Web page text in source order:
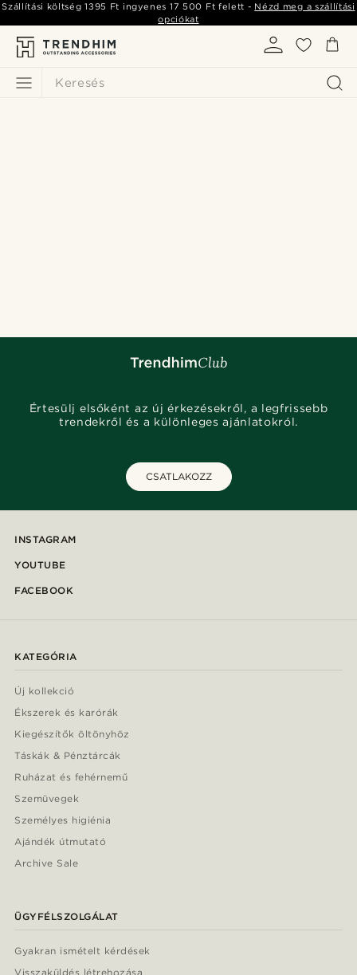
Keresés
Szállítási költség1395 Ft ingyenes 17 500 Ft felett - Nézd meg a szállítási
opciókat
Értesülj elsőként az új érkezésekről, a legfrissebb
trendekről és a különleges ajánlatokról.
CSATLAKOZZ
INSTAGRAM
YOUTUBE
FACEBOOK
KATEGÓRIA
Új kollekció
Ékszerek és karórák
Kiegészítők öltönyhöz
Táskák & Pénztárcák
Ruházat és fehérnemű
Szemüvegek
Személyes higiénia
Ajándék útmutató
Archive Sale
ÜGYFÉLSZOLGÁLAT
Gyakran ismételt kérdések
Visszaküldés létrehozása